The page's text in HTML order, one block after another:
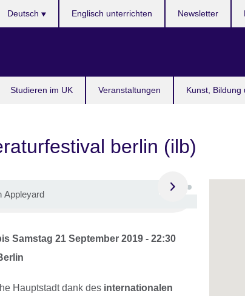
Studieren im UK Veranstaltungen Kunst, Bildung
Deutsch Englisch unterrichten Newsletter
berlin (ilb)
Appleyard
Samstag 21 September 2019 - 22:30
Hauptstadt dank des internationalen